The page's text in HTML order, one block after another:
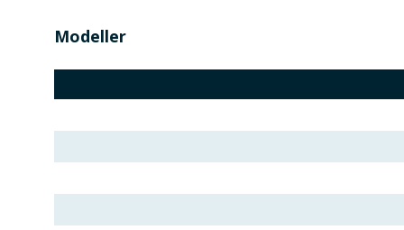
Modeller